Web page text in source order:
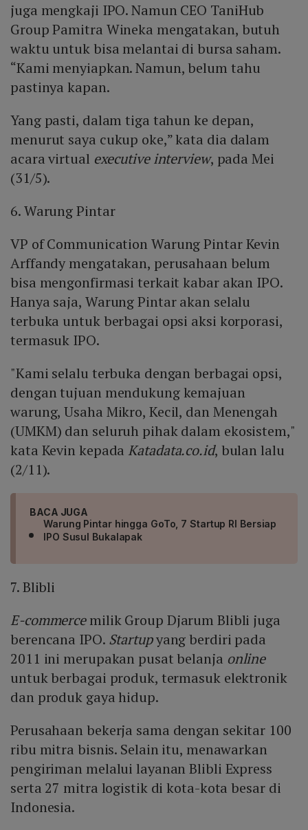
juga mengkaji IPO. Namun CEO TaniHub
Group Pamitra Wineka mengatakan, butuh
waktu untuk bisa melantai di bursa saham.
“Kami menyiapkan. Namun, belum tahu
pastinya kapan.
Yang pasti, dalam tiga tahun ke depan,
menurut saya cukup oke,” kata dia dalam
acara virtual executive interview, pada Mei
(31/5).
6. Warung Pintar
VP of Communication Warung Pintar Kevin
Arffandy mengatakan, perusahaan belum
bisa mengonfirmasi terkait kabar akan IPO.
Hanya saja, Warung Pintar akan selalu
terbuka untuk berbagai opsi aksi korporasi,
termasuk IPO.
"Kami selalu terbuka dengan berbagai opsi,
dengan tujuan mendukung kemajuan
warung, Usaha Mikro, Kecil, dan Menengah
(UMKM) dan seluruh pihak dalam ekosistem,"
kata Kevin kepada Katadata.co.id, bulan lalu
(2/11).
BACA JUGA
Warung Pintar hingga GoTo, 7 Startup RI Bersiap
IPO Susul Bukalapak
7. Blibli
E-commercemilik Group Djarum Blibli juga
berencana IPO. Startupyang berdiri pada
2011 ini merupakan pusat belanja online
untuk berbagai produk, termasuk elektronik
dan produk gaya hidup.
Perusahaan bekerja sama dengan sekitar 100
ribu mitra bisnis. Selain itu, menawarkan
pengiriman melalui layanan Blibli Express
serta 27 mitra logistik di kota-kota besar di
Indonesia.